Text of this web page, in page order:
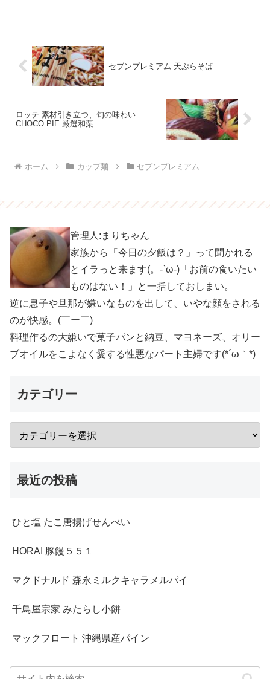
セブンプレミアム 天ぷらそば
ロッテ 素材引き立つ、旬の味わい
CHOCO PIE 厳選和栗
ホーム カップ麺 セブンプレミアム
管理人:まりちゃん
家族から「今日の夕飯は？」って聞かれる
とイラっと来ます(。-`ω-)「お前の食いたい
ものはない！」と一括しておしまい。
逆に息子や旦那が嫌いなものを出して、いやな顔をされる
のが快感。(￣ー￣)
料理作るの大嫌いで菓子パンと納豆、マヨネーズ、オリー
ブオイルをこよなく愛する性悪なパート主婦です(*´ω｀*)
カテゴリー
最近の投稿
ひと塩 たこ唐揚げせんべい
HORAI 豚饅５５１
マクドナルド 森永ミルクキャラメルパイ
千鳥屋宗家 みたらし小餅
マックフロート 沖縄県産パイン